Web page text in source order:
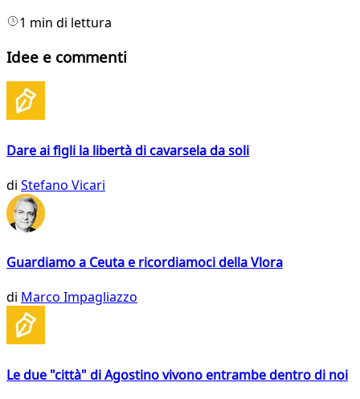
1 min di lettura
Idee e commenti
Dare ai figli la libertà di cavarsela da soli
di Stefano Vicari
Guardiamo a Ceuta e ricordiamoci della Vlora
di Marco Impagliazzo
Le due "città" di Agostino vivono entrambe dentro di noi